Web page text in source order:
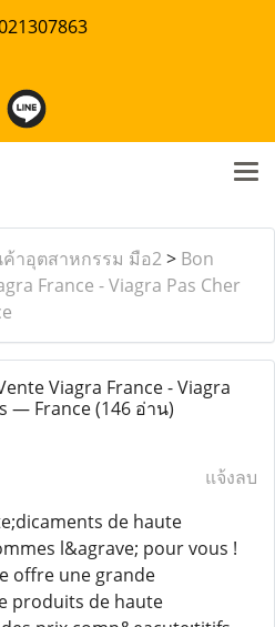
าอุตสาหกรรม มือ2> Bon
France - Viagra Pas Cher
Viagra France - Viagra
— France(146 อ่าน)
แจ้งลบ
de haute
l&agrave; pour vous !
offre une grande
produits de haute